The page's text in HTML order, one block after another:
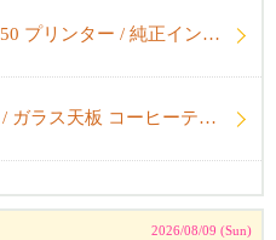
EPSON EcoTank ET-3850 プリンター / 純正インク・箱付き
Glass Top Coffee Table / ガラス天板 コーヒーテーブル
2026/08/09 (Sun)